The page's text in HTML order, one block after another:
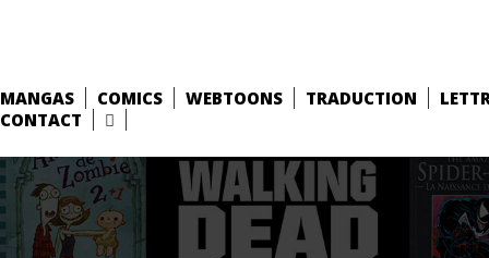
MANGAS COMICS WEBTOONS TRADUCTION
CONTACT